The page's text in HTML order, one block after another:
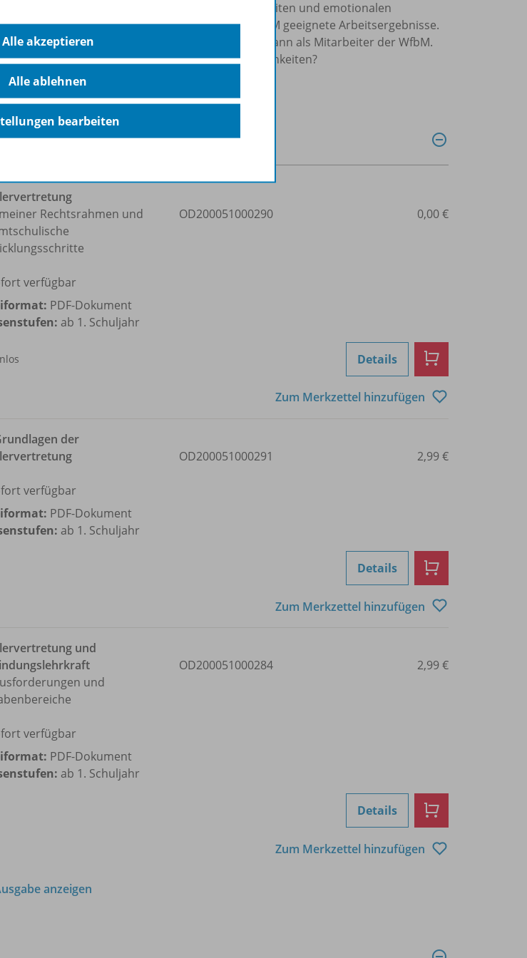
jedoch nicht seinen kognitiven Möglichkeiten und emotionalen
gehen und bringt auch im Sinne der WfbM geeignete Arbeitsergebnisse.
Berater der Arbeitsagentur sehen den jungen Mann als Mitarbeiter der WfbM.
werden? Bestünden Un-terstützungsmöglichkeiten?
Rechtsrahmen und
verfügbar
PDF-Dokument
ab 1. Schuljahr
OD200051000290 0,00 €
Details
Zum Merkzettel hinzufügen
der
verfügbar
PDF-Dokument
ab 1. Schuljahr
OD200051000291 2,99 €
Details
Zum Merkzettel hinzufügen
und
und
verfügbar
PDF-Dokument
ab 1. Schuljahr
OD200051000284 2,99 €
Details
Zum Merkzettel hinzufügen
anzeigen
Alle akzeptieren
Alle ablehnen
bearbeiten